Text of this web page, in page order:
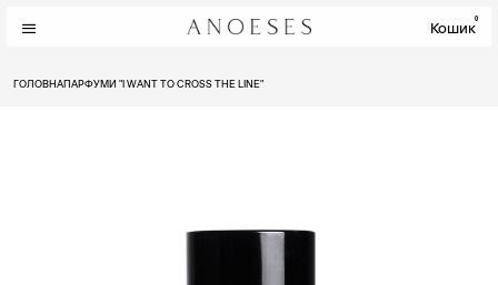
Кошик0
ГОЛОВНАПАРФУМИ "I WANT TO CROSS THE LINE"